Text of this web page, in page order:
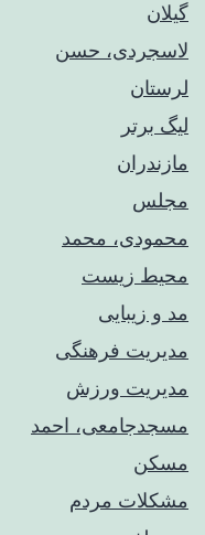
گیلان
لاسجردی، حسن
لرستان
لیگ برتر
مازندران
مجلس
محمودی، محمد
محیط زیست
مد و زیبایی
مدیریت فرهنگی
مدیریت ورزش
مسجدجامعی، احمد
مسکن
مشکلات مردم